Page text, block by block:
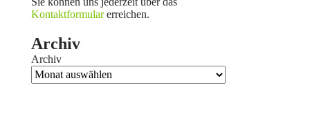
Kontaktformularerreichen.
Archiv
Archiv